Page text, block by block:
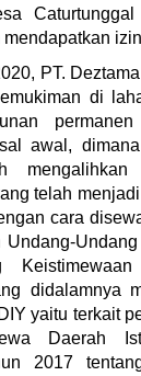
PT.
di
awal,
telah
cara
Undang-
didalamnya
yaitu terkait
Daerah
2017